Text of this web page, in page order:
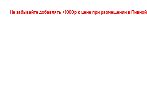
Не забывайте добавлять +1000р к цене при размещении в